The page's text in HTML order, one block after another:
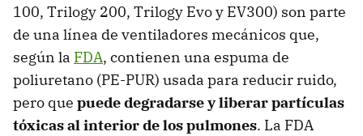
100, Trilogy 200, Trilogy Evo y EV300) son parte
de una línea de ventiladores mecánicos que,
según la FDA, contienen una espuma de
poliuretano (PE-PUR) usada para reducir ruido,
pero que puede degradarse y liberar partículas
tóxicas al interior de los pulmones. La FDA